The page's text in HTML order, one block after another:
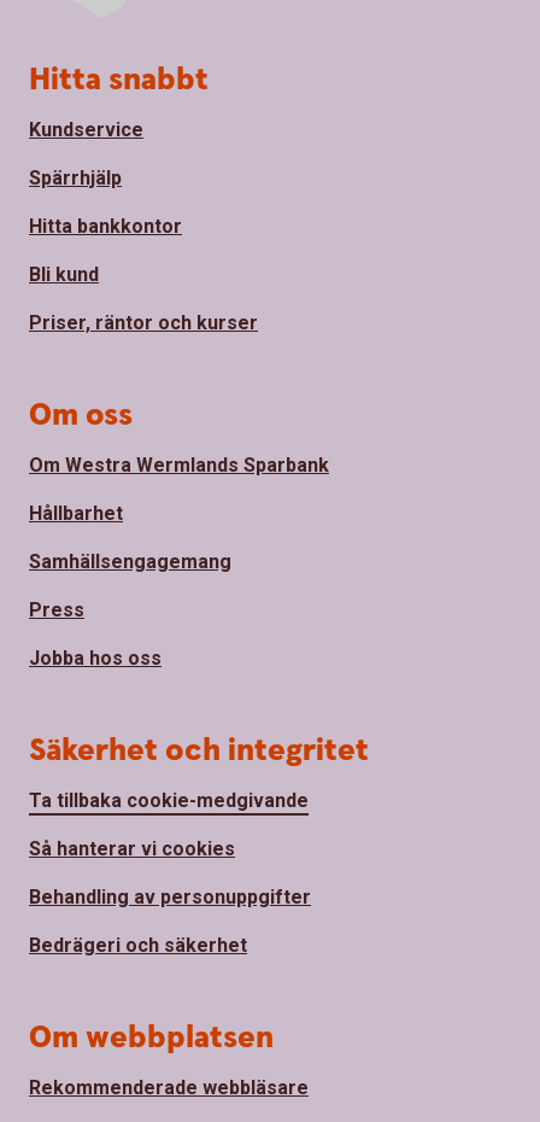
Sidfot
Hitta snabbt
Kundservice
Spärrhjälp
Hitta bankkontor
Bli kund
Priser, räntor och kurser
Om oss
Om Westra Wermlands Sparbank
Hållbarhet
Samhällsengagemang
Press
Jobba hos oss
Säkerhet och integritet
Ta tillbaka cookie-medgivande
Så hanterar vi cookies
Behandling av personuppgifter
Bedrägeri och säkerhet
Om webbplatsen
Rekommenderade webbläsare